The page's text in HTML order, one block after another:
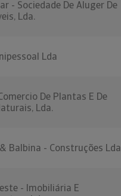
- Sociedade De Aluger De
Lda.
Lda
De Plantas E De
Lda.
Balbina - Construções Lda
- Imobiliária E